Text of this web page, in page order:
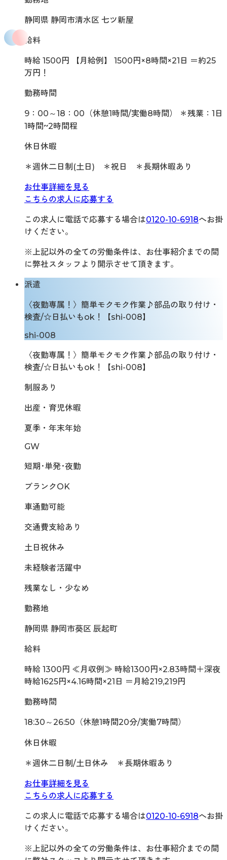
静岡県 静岡市清水区 七ツ新屋
給料
時給 1500円 【月給例】 1500円×8時間×21日 ＝約25
万円！
勤務時間
9：00～18：00（休憩1時間/実働8時間） ＊残業：1日
1時間~2時間程
休日休暇
＊週休二日制(土日) ＊祝日 ＊長期休暇あり
お仕事詳細を見る
こちらの求人に応募する
この求人に電話で応募する場合は0120-10-6918へお掛
けください。
※上記以外の全ての労働条件は、お仕事紹介までの間
に弊社スタッフより開示させて頂きます。
派遣
〈夜勤専属！〉簡単モクモク作業♪部品の取り付け・
検査/☆日払いもok！【shi-008】
shi-008
〈夜勤専属！〉簡単モクモク作業♪部品の取り付け・
検査/☆日払いもok！【shi-008】
制服あり
出産・育児休暇
夏季・年末年始
GW
短期･単発･夜勤
ブランクOK
車通勤可能
交通費支給あり
土日祝休み
未経験者活躍中
残業なし・少なめ
勤務地
静岡県 静岡市葵区 辰起町
給料
時給 1300円 ≪月収例≫ 時給1300円×2.83時間＋深夜
時給1625円×4.16時間×21日 ＝月給219,219円
勤務時間
18:30～26:50（休憩1時間20分/実働7時間）
休日休暇
＊週休二日制/土日休み ＊長期休暇あり
お仕事詳細を見る
こちらの求人に応募する
この求人に電話で応募する場合は0120-10-6918へお掛
けください。
※上記以外の全ての労働条件は、お仕事紹介までの間